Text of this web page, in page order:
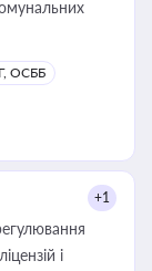
ОСББ
+1
і